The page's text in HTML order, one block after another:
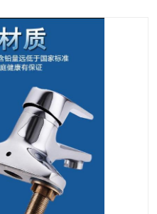
涂料辅材